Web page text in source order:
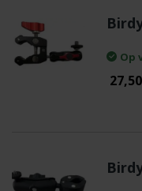
Op
27,50